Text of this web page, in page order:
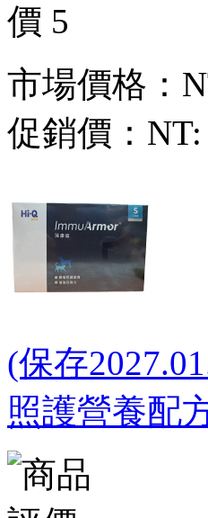
市場價格：
促銷價：
(保存
照護營養配